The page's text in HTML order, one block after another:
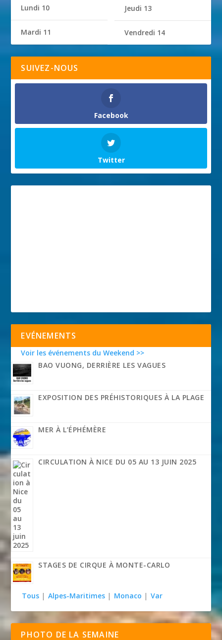
Lundi 10
Mardi 11
Jeudi 13
Vendredi 14
SUIVEZ-NOUS
Facebook
Twitter
EVÉNEMENTS
Voir les événements du Weekend >>
BAO VUONG, DERRIÈRE LES VAGUES
EXPOSITION DES PRÉHISTORIQUES À LA PLAGE
MER À L’ÉPHÉMÈRE
CIRCULATION À NICE DU 05 AU 13 JUIN 2025
STAGES DE CIRQUE À MONTE-CARLO
Tous | Alpes-Maritimes | Monaco | Var
PHOTO DE LA SEMAINE